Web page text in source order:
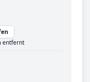
entfernt